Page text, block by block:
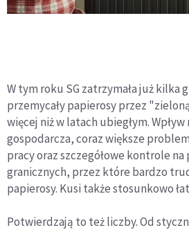
W tym roku SG zatrzymała już kilka
przemycały papierosy przez
więcej niż w latach ubiegłym.
gospodarcza, coraz większe
pracy oraz szczegółowe kontrole na
granicznych, przez które bardzo
papierosy. Kusi także stosunkowo
Potwierdzają to też liczby. Od